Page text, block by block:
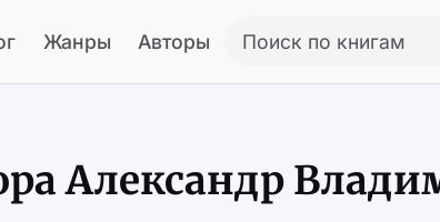
Жанры Авторы Поиск по книгам
Александр